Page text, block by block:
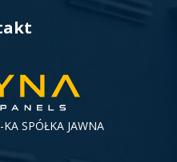
KA SPÓŁKA JAWNA